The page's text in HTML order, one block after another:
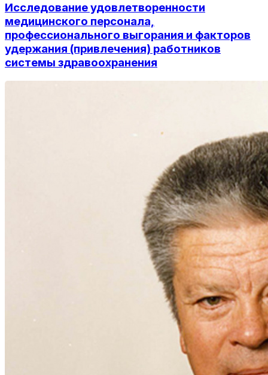
Исследование удовлетворенности
медицинского персонала,
профессионального выгорания и факторов
удержания (привлечения) работников
системы здравоохранения